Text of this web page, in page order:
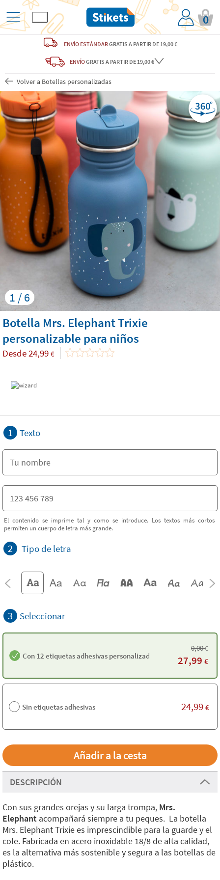
0
ENVÍO ESTÁNDARGRATIS A PARTIR DE 19,00 €
ENVÍOGRATIS A PARTIR DE 19,00 €
Volver a Botellas personalizadas
1 / 6
Botella Mrs. Elephant Trixie
personalizable para niños
Desde24,99 €
1 Texto
El contenido se imprime tal y como se introduce. Los textos más cortos
permiten un cuerpo de letra más grande.
2 Tipo de letra
3 Seleccionar
Con 12 etiquetas adhesivas personalizadas
0,00€
27,99 €
Sin etiquetas adhesivas 24,99 €
DESCRIPCIÓN
Con sus grandes orejas y su larga trompa, Mrs.
Elephant acompañará siempre a tu peques. La botella
Mrs. Elephant Trixie es imprescindible para la guarde y el
cole. Fabricada en acero inoxidable 18/8 de alta calidad,
es la alternativa más sostenible y segura a las botellas de
plástico.